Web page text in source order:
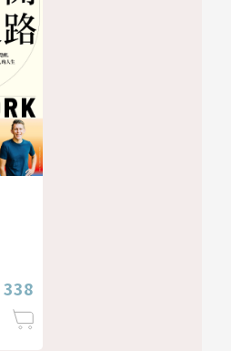
338